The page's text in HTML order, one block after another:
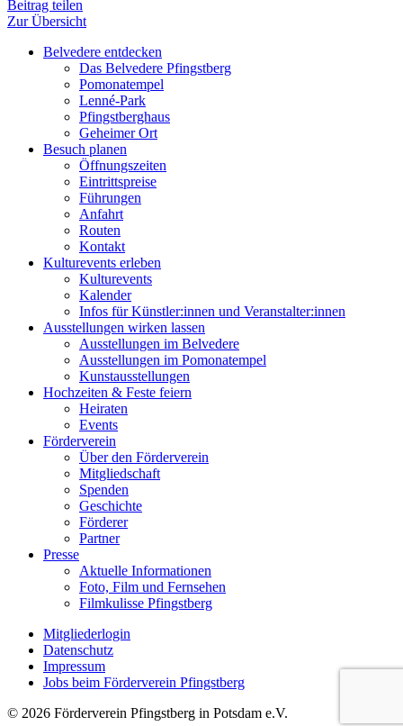
Beitrag teilen
Zur Übersicht
Belvedere entdecken
Das Belvedere Pfingstberg
Pomonatempel
Lenné-Park
Pfingstberghaus
Geheimer Ort
Besuch planen
Öffnungszeiten
Eintrittspreise
Führungen
Anfahrt
Routen
Kontakt
Kulturevents erleben
Kulturevents
Kalender
Infos für Künstler:innen und Veranstalter:innen
Ausstellungen wirken lassen
Ausstellungen im Belvedere
Ausstellungen im Pomonatempel
Kunstausstellungen
Hochzeiten & Feste feiern
Heiraten
Events
Förderverein
Über den Förderverein
Mitgliedschaft
Spenden
Geschichte
Förderer
Partner
Presse
Aktuelle Informationen
Foto, Film und Fernsehen
Filmkulisse Pfingstberg
Mitgliederlogin
Datenschutz
Impressum
Jobs beim Förderverein Pfingstberg
© 2026 Förderverein Pfingstberg in Potsdam e.V.